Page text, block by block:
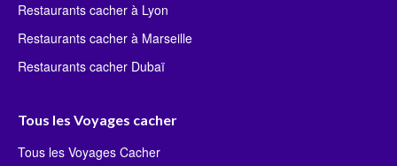
Restaurants cacher à Lyon
Restaurants cacher à Marseille
Restaurants cacher Dubaï
Tous les Voyages cacher
Tous les Voyages Cacher